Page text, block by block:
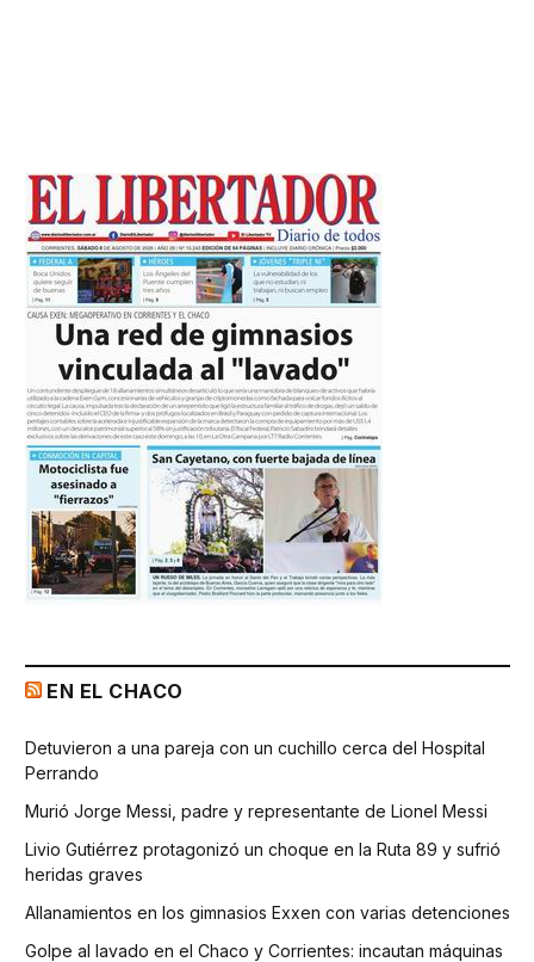
EN EL CHACO
Detuvieron a una pareja con un cuchillo cerca del Hospital
Perrando
Murió Jorge Messi, padre y representante de Lionel Messi
Livio Gutiérrez protagonizó un choque en la Ruta 89 y sufrió
heridas graves
Allanamientos en los gimnasios Exxen con varias detenciones
Golpe al lavado en el Chaco y Corrientes: incautan máquinas